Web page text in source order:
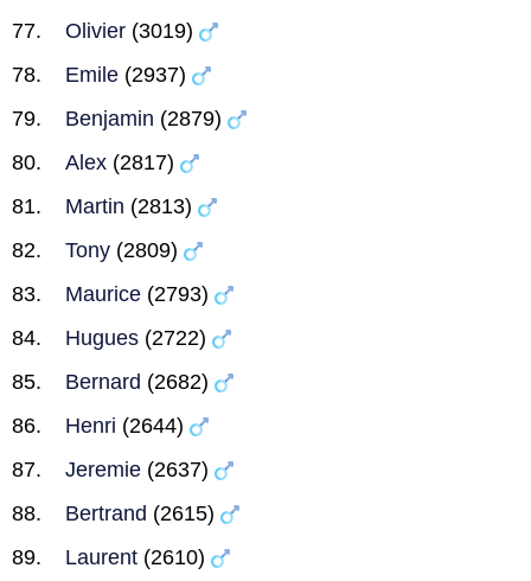
Olivier (3019)
Emile (2937)
Benjamin (2879)
Alex (2817)
Martin (2813)
Tony (2809)
Maurice (2793)
Hugues (2722)
Bernard (2682)
Henri (2644)
Jeremie (2637)
Bertrand (2615)
Laurent (2610)